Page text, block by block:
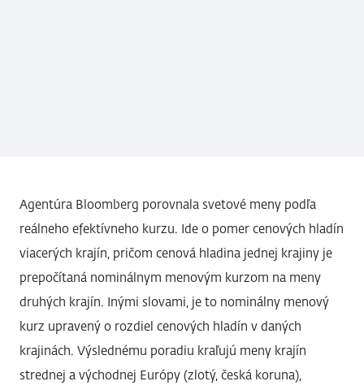
Agentúra Bloomberg porovnala svetové meny podľa
reálneho efektívneho kurzu. Ide o pomer cenových hladín
viacerých krajín, pričom cenová hladina jednej krajiny je
prepočítaná nominálnym menovým kurzom na meny
druhých krajín. Inými slovami, je to nominálny menový
kurz upravený o rozdiel cenových hladín v daných
krajinách. Výslednému poradiu kraľujú meny krajín
strednej a východnej Európy (zlotý, česká koruna),